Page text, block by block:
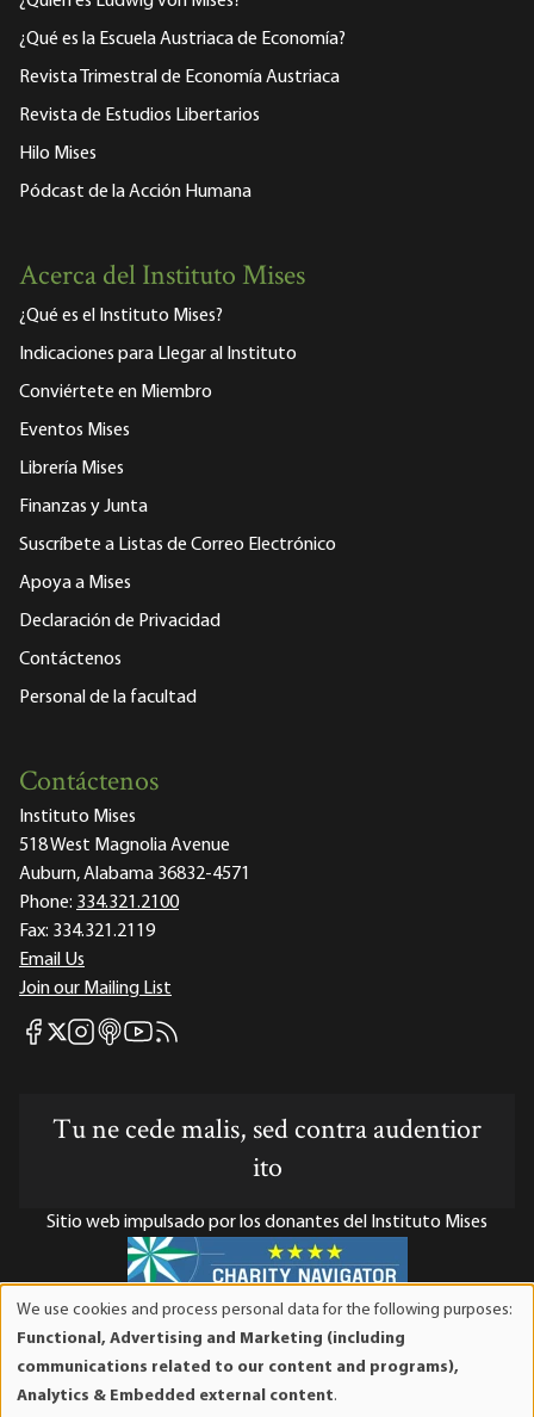
¿Qué es la Escuela Austriaca de Economía?
Revista Trimestral de Economía Austriaca
Revista de Estudios Libertarios
Hilo Mises
Pódcast de la Acción Humana
Acerca del Instituto Mises
¿Qué es el Instituto Mises?
Indicaciones para Llegar al Instituto
Conviértete en Miembro
Eventos Mises
Librería Mises
Finanzas y Junta
Suscríbete a Listas de Correo Electrónico
Apoya a Mises
Declaración de Privacidad
Contáctenos
Personal de la facultad
Contáctenos
Instituto Mises
518 West Magnolia Avenue
Auburn, Alabama 36832-4571
Phone: 334.321.2100
Fax: 334.321.2119
Email Us
Join our Mailing List
Mises Facebook
Mises X
Mises Instagram
Mises itunes
Mises Youtube
Mises RSS feed
Tu ne cede malis, sed contra audentior
ito
Sitio web impulsado por los donantes del Instituto Mises
El Instituto Mises es una organización sin fines de lucro 501(c)(3)
exenta de impuestos. Las contribuciones son deducibles de
impuestos en la máxima medida que lo permita la ley. ID Fiscal:
We use cookies and process personal data for the following purposes:
Functional, Advertising and Marketing (including
communications related to our content and programs),
Analytics & Embedded external content.